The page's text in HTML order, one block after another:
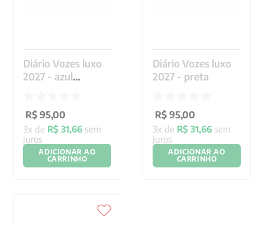
Diário Vozes luxo
2027 - azul
R$ 95,00
3x de R$ 31,66 sem
juros
ADICIONAR AO
CARRINHO
Diário Vozes luxo
2027 - preta
R$ 95,00
3x de R$ 31,66 sem
juros
ADICIONAR AO
CARRINHO